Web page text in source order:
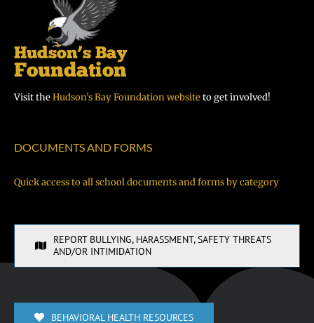
Visit theHudson’s Bay Foundation websiteto get involved!
DOCUMENTS AND FORMS
Quick access to all school documents and forms by category
REPORT BULLYING, HARASSMENT, SAFETY THREATS
AND/OR INTIMIDATION
BEHAVIORAL HEALTH RESOURCES